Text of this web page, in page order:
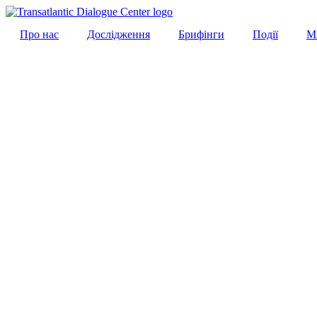
Про нас Дослідження Брифінги Події